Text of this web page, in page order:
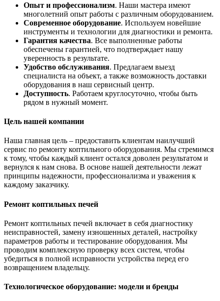
Опыт и профессионализм. Наши мастера имеют
многолетний опыт работы с различным оборудованием.
Современное оборудование. Используем новейшие
инструменты и технологии для диагностики и ремонта.
Гарантия качества. Все выполненные работы
обеспечены гарантией, что подтверждает нашу
уверенность в результате.
Удобство обслуживания. Предлагаем выезд
специалиста на объект, а также возможность доставки
оборудования в наш сервисный центр.
Доступность. Работаем круглосуточно, чтобы быть
рядом в нужный момент.
Цель нашей компании
Наша главная цель – предоставить клиентам наилучший
сервис по ремонту коптильного оборудования. Мы стремимся
к тому, чтобы каждый клиент остался доволен результатом и
вернулся к нам снова. В основе нашей деятельности лежат
принципы надежности, профессионализма и уважения к
каждому заказчику.
Ремонт коптильных печей
Ремонт коптильных печей включает в себя диагностику
неисправностей, замену изношенных деталей, настройку
параметров работы и тестирование оборудования. Мы
проводим комплексную проверку всех систем, чтобы
убедиться в полной исправности устройства перед его
возвращением владельцу.
Технологическое оборудование: модели и бренды